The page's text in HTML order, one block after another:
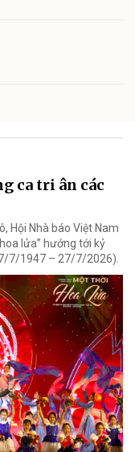
ca tri ân các
Hội Nhà báo Việt Nam
lửa” hướng tới kỷ
7/1947 – 27/7/2026).